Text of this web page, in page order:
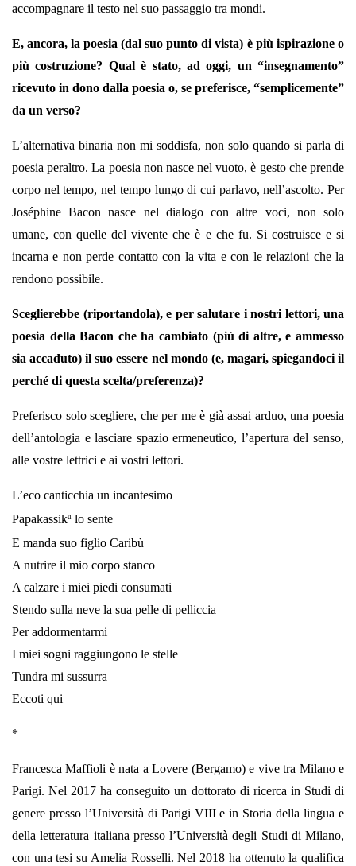
accompagnare il testo nel suo passaggio tra mondi.
E, ancora, la poesia (dal suo punto di vista) è più ispirazione o
più costruzione? Qual è stato, ad oggi, un “insegnamento”
ricevuto in dono dalla poesia o, se preferisce, “semplicemente”
da un verso?
L’alternativa binaria non mi soddisfa, non solo quando si parla di
poesia peraltro. La poesia non nasce nel vuoto, è gesto che prende
corpo nel tempo, nel tempo lungo di cui parlavo, nell’ascolto. Per
Joséphine Bacon nasce nel dialogo con altre voci, non solo
umane, con quelle del vivente che è e che fu. Si costruisce e si
incarna e non perde contatto con la vita e con le relazioni che la
rendono possibile.
Sceglierebbe (riportandola), e per salutare i nostri lettori, una
poesia della Bacon che ha cambiato (più di altre, e ammesso
sia accaduto) il suo essere nel mondo (e, magari, spiegandoci il
perché di questa scelta/preferenza)?
Preferisco solo scegliere, che per me è già assai arduo, una poesia
dell’antologia e lasciare spazio ermeneutico, l’apertura del senso,
alle vostre lettrici e ai vostri lettori.
L’eco canticchia un incantesimo
Papakassiku lo sente
E manda suo figlio Caribù
A nutrire il mio corpo stanco
A calzare i miei piedi consumati
Stendo sulla neve la sua pelle di pelliccia
Per addormentarmi
I miei sogni raggiungono le stelle
Tundra mi sussurra
Eccoti qui
*
Francesca Maffioli è nata a Lovere (Bergamo) e vive tra Milano e
Parigi. Nel 2017 ha conseguito un dottorato di ricerca in Studi di
genere presso l’Università di Parigi VIII e in Storia della lingua e
della letteratura italiana presso l’Università degli Studi di Milano,
con una tesi su Amelia Rosselli. Nel 2018 ha ottenuto la qualifica